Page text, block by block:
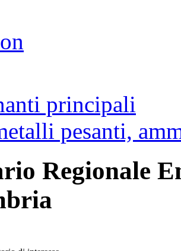
principali
pesanti,
Regionale